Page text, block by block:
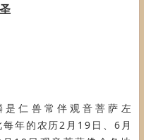
是仁兽常伴观音菩萨左
每年的农历2月19日、6月